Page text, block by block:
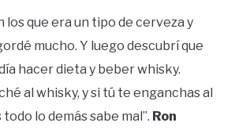
los que era un tipo de cerveza y
mucho. Y luego descubrí que
hacer dieta y beber whisky.
al whisky, y si tú te enganchas al
lo demás sabe mal”. Ron